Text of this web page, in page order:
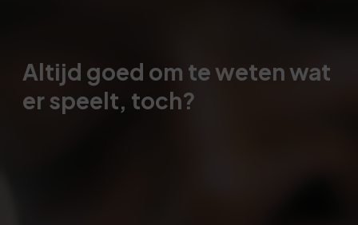
Altijd goed om te weten wat
er speelt, toch?